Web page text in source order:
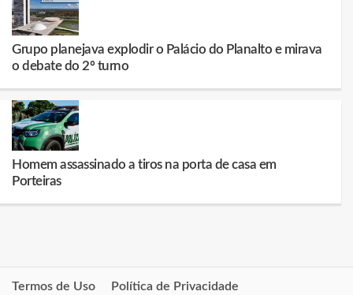
Grupo planejava explodir o Palácio do Planalto e mirava
o debate do 2º turno
Homem assassinado a tiros na porta de casa em
Porteiras
Termos de Uso Política de Privacidade